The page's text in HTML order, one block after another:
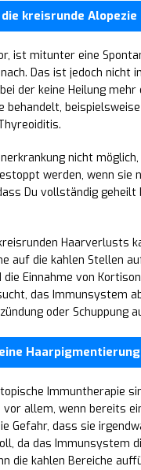
kreisrunde Alopezie
ist mitunter eine
Das ist jedoch nicht
der keine Heilung
nicht
werden, wenn
Du vollständig geheilt
Haarverlusts
auf die kahlen Stellen
Einnahme von
das Immunsystem
oder Schuppung
Immuntherapie
vor allem, wenn bereits
Gefahr, dass sie
da das Immunsystem
die kahlen Bereiche